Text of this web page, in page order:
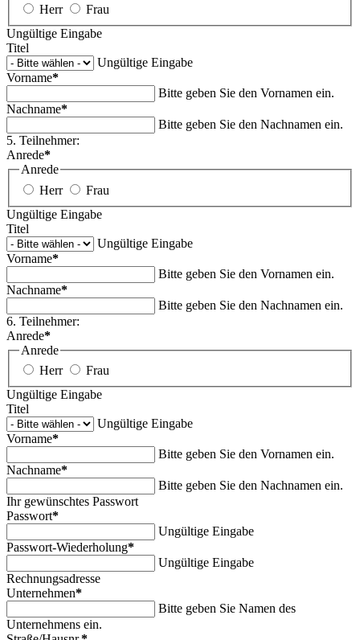
Herr
Frau
Ungültige Eingabe
Titel
Ungültige Eingabe
Vorname*
Bitte geben Sie den Vornamen ein.
Nachname*
Bitte geben Sie den Nachnamen ein.
5. Teilnehmer:
Anrede*
Anrede
Herr
Frau
Ungültige Eingabe
Titel
Ungültige Eingabe
Vorname*
Bitte geben Sie den Vornamen ein.
Nachname*
Bitte geben Sie den Nachnamen ein.
6. Teilnehmer:
Anrede*
Anrede
Herr
Frau
Ungültige Eingabe
Titel
Ungültige Eingabe
Vorname*
Bitte geben Sie den Vornamen ein.
Nachname*
Bitte geben Sie den Nachnamen ein.
Ihr gewünschtes Passwort
Passwort*
Ungültige Eingabe
Passwort-Wiederholung*
Ungültige Eingabe
Rechnungsadresse
Unternehmen*
Bitte geben Sie Namen des
Unternehmens ein.